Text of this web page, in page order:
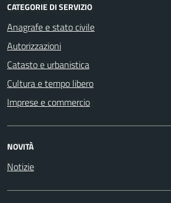
CATEGORIE DI SERVIZIO
Anagrafe e stato civile
Autorizzazioni
Catasto e urbanistica
Cultura e tempo libero
Imprese e commercio
NOVITÀ
Notizie